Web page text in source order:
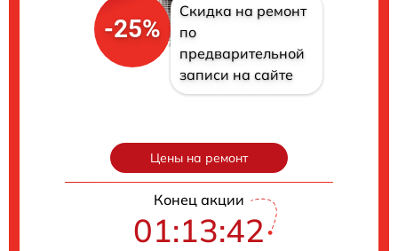
-25%
Скидка на ремонт
по
предварительной
записи на сайте
Цены на ремонт
Конец акции
01:13:41